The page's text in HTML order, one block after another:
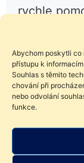
Abychom poskytli co
přístupu k
Souhlas s těmito
chování při
nebo odvolání
funkce.
rychle
Líbil se